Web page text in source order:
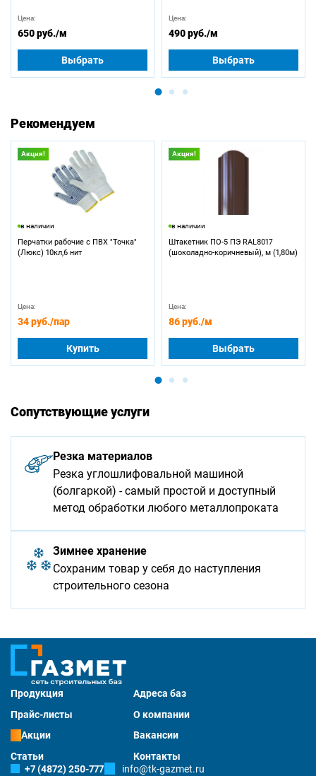
Цена:
650 руб./м
Выбрать
Цена:
490 руб./м
Выбрать
Рекомендуем
Акция!
в наличии
Перчатки рабочие с ПВХ "Точка"
(Люкс) 10кл,6 нит
Цена:
34 руб./пар
Купить
Акция!
в наличии
Штакетник ПО-5 ПЭ RAL8017
(шоколадно-коричневый), м (1,80м)
Цена:
86 руб./м
Выбрать
Сопутствующие услуги
Резка материалов
Резка углошлифовальной машиной
(болгаркой) - самый простой и доступный
метод обработки любого металлопроката
Зимнее хранение
Сохраним товар у себя до наступления
строительного сезона
Продукция
Адреса баз
Прайс-листы
О компании
Акции
Вакансии
Статьи
Контакты
+7 (4872) 250-777
info@tk-gazmet.ru